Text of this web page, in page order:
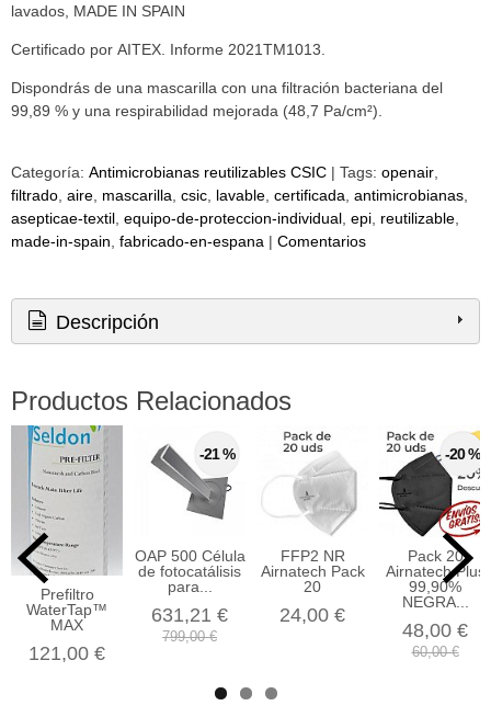
lavados, MADE IN SPAIN
Certificado por AITEX. Informe 2021TM1013.
Dispondrás de una mascarilla con una filtración bacteriana del
99,89 % y una respirabilidad mejorada (48,7 Pa/cm²).
Categoría: Antimicrobianas reutilizables CSIC | Tags: openair
filtrado aire mascarilla csic lavable certificada antimicrobianas
asepticae-textil equipo-de-proteccion-individual epi reutilizable
made-in-spain fabricado-en-espana | Comentarios
Descripción
Productos Relacionados
Prefiltro
WaterTap™
MAX
121,00 €
-21 %
OAP 500 Célula
de fotocatálisis
para...
631,21 €
799,00 €
FFP2 NR
Airnatech Pack
20
24,00 €
-20 %
Pack 20
Airnatech Plus
99,90%
NEGRA...
48,00 €
60,00 €